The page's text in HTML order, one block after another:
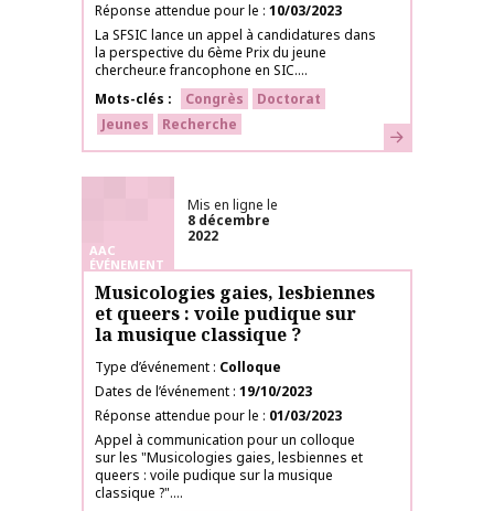
Réponse attendue pour le 10/03/2023
La SFSIC lance un appel à candidatures dans
la perspective du 6ème Prix du jeune
chercheur.e francophone en SIC....
Mots-clés
Congrès
Doctorat
Jeunes
Recherche En savoir plus
AAC
ÉVÉNEMENT
Mis en ligne le
8 décembre
2022
Musicologies gaies, lesbiennes
et queers : voile pudique sur
la musique classique ?
Type d’événement Colloque
Dates de l’événement 19/10/2023
Réponse attendue pour le
01/03/2023
Appel à communication pour un colloque
sur les "Musicologies gaies, lesbiennes et
queers : voile pudique sur la musique
classique ?"....